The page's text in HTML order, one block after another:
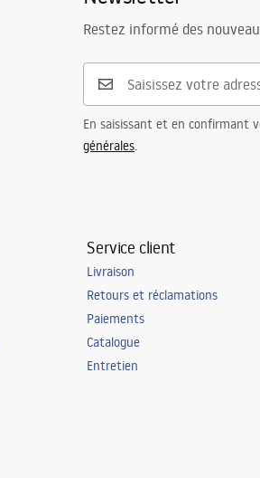
Restez informé des
En saisissant et en confirmant
générales.
Service client
Livraison
Retours et réclamations
Paiements
Catalogue
Entretien